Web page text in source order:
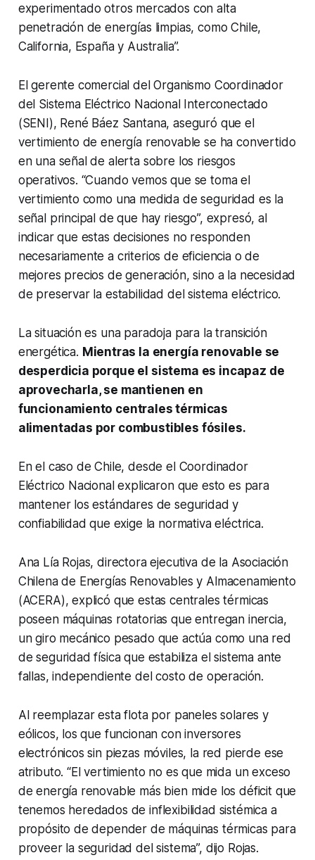
experimentado otros mercados con alta
penetración de energías limpias, como Chile,
California, España y Australia”.
El gerente comercial del Organismo Coordinador
del Sistema Eléctrico Nacional Interconectado
(SENI), René Báez Santana, aseguró que el
vertimiento de energía renovable se ha convertido
en una señal de alerta sobre los riesgos
operativos. “Cuando vemos que se toma el
vertimiento como una medida de seguridad es la
señal principal de que hay riesgo”, expresó, al
indicar que estas decisiones no responden
necesariamente a criterios de eficiencia o de
mejores precios de generación, sino a la necesidad
de preservar la estabilidad del sistema eléctrico.
La situación es una paradoja para la transición
energética. Mientras la energía renovable se
desperdicia porque el sistema es incapaz de
aprovecharla, se mantienen en
funcionamiento centrales térmicas
alimentadas por combustibles fósiles.
En el caso de Chile, desde el Coordinador
Eléctrico Nacional explicaron que esto es para
mantener los estándares de seguridad y
confiabilidad que exige la normativa eléctrica.
Ana Lía Rojas, directora ejecutiva de la Asociación
Chilena de Energías Renovables y Almacenamiento
(ACERA), explicó que estas centrales térmicas
poseen máquinas rotatorias que entregan inercia,
un giro mecánico pesado que actúa como una red
de seguridad física que estabiliza el sistema ante
fallas, independiente del costo de operación.
Al reemplazar esta flota por paneles solares y
eólicos, los que funcionan con inversores
electrónicos sin piezas móviles, la red pierde ese
atributo. “El vertimiento no es que mida un exceso
de energía renovable más bien mide los déficit que
tenemos heredados de inflexibilidad sistémica a
propósito de depender de máquinas térmicas para
proveer la seguridad del sistema”, dijo Rojas.